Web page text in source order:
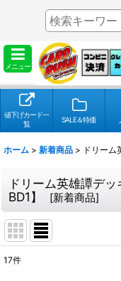
メニュー
値下げカード一
覧
SALE＆特価
ホーム > 新着商品 > ドリーム
ドリーム英雄譚デ
BD1】
[新着商品]
17件